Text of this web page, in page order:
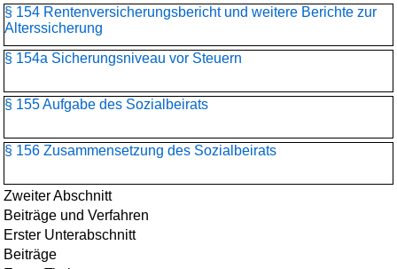
§ 154 Rentenversicherungsbericht und weitere Berichte zur
Alterssicherung
§ 154a Sicherungsniveau vor Steuern
§ 155 Aufgabe des Sozialbeirats
§ 156 Zusammensetzung des Sozialbeirats
Zweiter Abschnitt
Beiträge und Verfahren
Erster Unterabschnitt
Beiträge